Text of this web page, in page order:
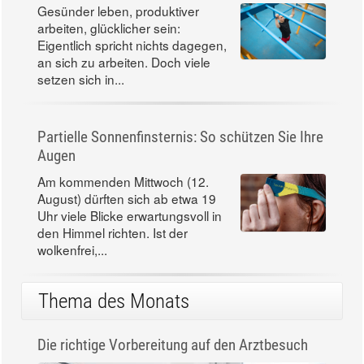
Gesünder leben, produktiver
arbeiten, glücklicher sein:
Eigentlich spricht nichts dagegen,
an sich zu arbeiten. Doch viele
setzen sich in...
Partielle Sonnenfinsternis: So schützen Sie Ihre
Augen
Am kommenden Mittwoch (12.
August) dürften sich ab etwa 19
Uhr viele Blicke erwartungsvoll in
den Himmel richten. Ist der
wolkenfrei,...
Thema des Monats
Die richtige Vorbereitung auf den Arztbesuch